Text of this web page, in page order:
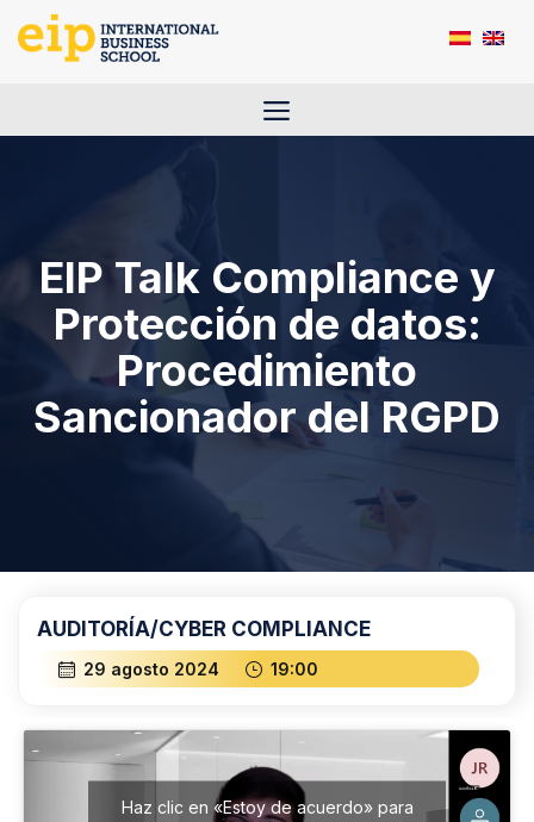
Saltar
Menú
EIP Talk Compliance y
Protección de datos:
Procedimiento
Sancionador del RGPD
AUDITORÍA/CYBER COMPLIANCE
29 agosto 2024 19:00
Haz clic en «Estoy de acuerdo» para